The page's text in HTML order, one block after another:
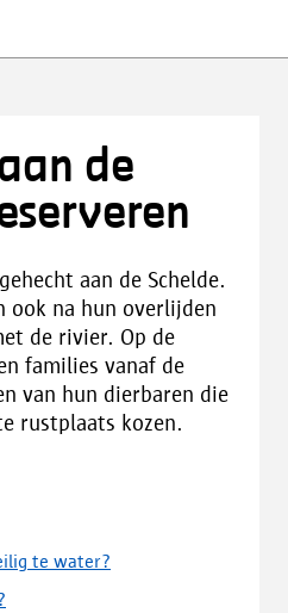
de
aan de Schelde.
ook na hun overlijden
de rivier. Op de
families vanaf de
van hun dierbaren die
rustplaats kozen.
te water?